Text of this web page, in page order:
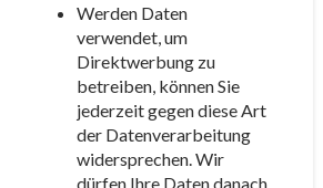
Werden Daten
verwendet, um
Direktwerbung zu
betreiben, können Sie
jederzeit gegen diese Art
der Datenverarbeitung
widersprechen. Wir
dürfen Ihre Daten danach